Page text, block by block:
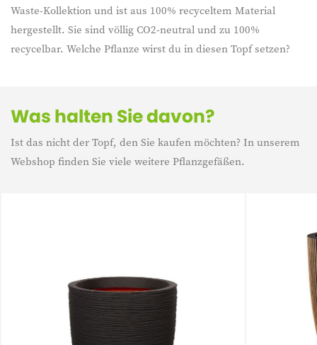
Waste-Kollektion und ist aus 100% recyceltem Material
hergestellt. Sie sind völlig CO2-neutral und zu 100%
recycelbar. Welche Pflanze wirst du in diesen Topf setzen?
Was halten Sie davon?
Ist das nicht der Topf, den Sie kaufen möchten? In unserem
Webshop finden Sie viele weitere Pflanzgefäßen.